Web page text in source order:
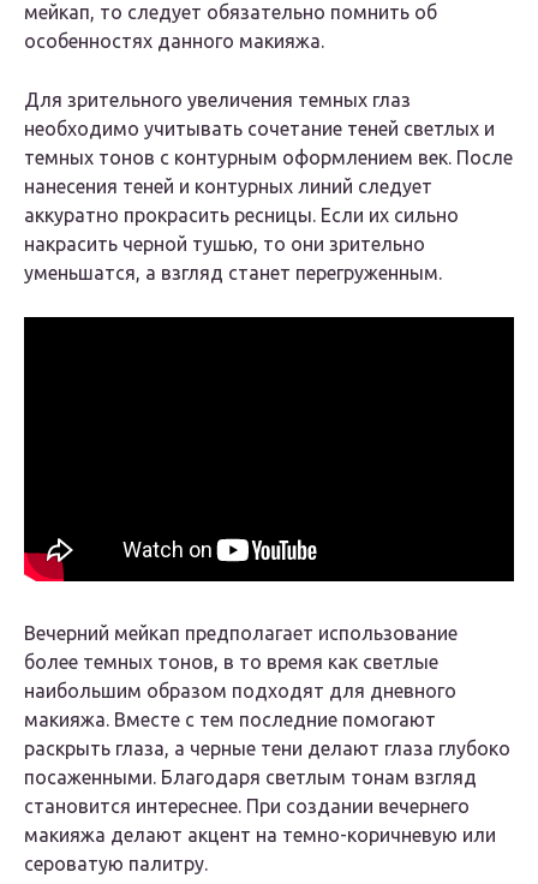
мейкап, то следует обязательно помнить об
особенностях данного макияжа.
Для зрительного увеличения темных глаз
необходимо учитывать сочетание теней светлых и
темных тонов с контурным оформлением век. После
нанесения теней и контурных линий следует
аккуратно прокрасить ресницы. Если их сильно
накрасить черной тушью, то они зрительно
уменьшатся, а взгляд станет перегруженным.
Вечерний мейкап предполагает использование
более темных тонов, в то время как светлые
наибольшим образом подходят для дневного
макияжа. Вместе с тем последние помогают
раскрыть глаза, а черные тени делают глаза глубоко
посаженными. Благодаря светлым тонам взгляд
становится интереснее. При создании вечернего
макияжа делают акцент на темно-коричневую или
сероватую палитру.